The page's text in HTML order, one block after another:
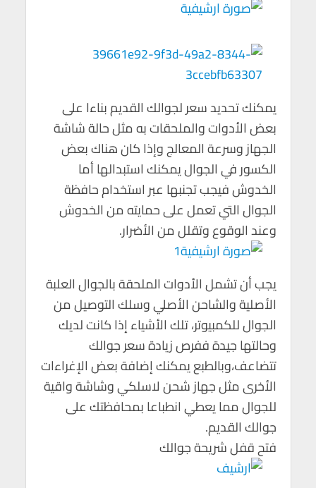
يمكنك تحديد سعر لجوالك القديم بناءا على
بعض الأدوات والملحقات به مثل حالة شاشة
الجهاز وسرعة المعالج وإذا كان هناك بعض
الكسور في الجوال يمكنك استبدالها أما
الخدوش فيجب تجنبها عبر استخدام حافظة
الجوال التي تعمل على حمايته من الخدوش
وعند الوقوع وتقلل من الأضرار.
يجب أن تشمل الأدوات الملحقة بالجوال العلبة
الأصلية والشاحن الأصلي وسلك التوصيل من
الجوال للكمبيوتر، تلك الأشياء إذا كانت لديك
وحالتها جيدة ففرص زيادة سعر جوالك
تتضاعف،وبالطبع يمكنك إضافة بعض الإغراءات
الأخرى مثل جهاز شحن لاسلكي وشاشة واقية
للجوال مما يعطي انطباعا بمحافظتك على
جوالك القديم.
فتح قفل شريحة جوالك